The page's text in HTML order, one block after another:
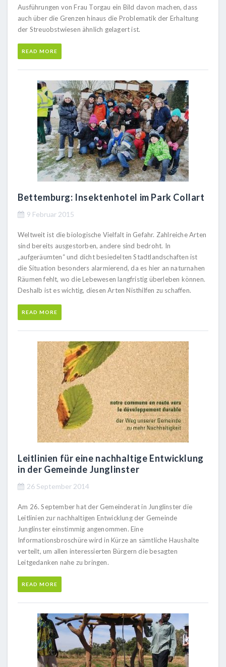
Ausführungen von Frau Torgau ein Bild davon machen, dass
auch über die Grenzen hinaus die Problematik der Erhaltung
der Streuobstwiesen ähnlich gelagert ist.
READ MORE
Bettemburg: Insektenhotel im Park Collart
9 Februar 2015
Weltweit ist die biologische Vielfalt in Gefahr. Zahlreiche Arten
sind bereits ausgestorben, andere sind bedroht. In
„aufgeräumten“ und dicht besiedelten Stadtlandschaften ist
die Situation besonders alarmierend, da es hier an naturnahen
Räumen fehlt, wo die Lebewesen langfristig überleben können.
Deshalb ist es wichtig, diesen Arten Nisthilfen zu schaffen.
READ MORE
Leitlinien für eine nachhaltige Entwicklung
in der Gemeinde Junglinster
26 September 2014
Am 26. September hat der Gemeinderat in Junglinster die
Leitlinien zur nachhaltigen Entwicklung der Gemeinde
Junglinster einstimmig angenommen. Eine
Informationsbroschüre wird in Kürze an sämtliche Haushalte
verteilt, um allen interessierten Bürgern die besagten
Leitgedanken nahe zu bringen.
READ MORE